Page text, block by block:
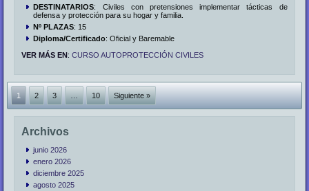
DESTINATARIOS: Civiles con pretensiones implementar tácticas de
defensa y protección para su hogar y familia.
Nº PLAZAS: 15
Diploma/Certificado: Oficial y Baremable
VER MÁS EN:CURSO AUTOPROTECCIÓN CIVILES
1 2 3 … 10 Siguiente »
Archivos
junio 2026
enero 2026
diciembre 2025
agosto 2025